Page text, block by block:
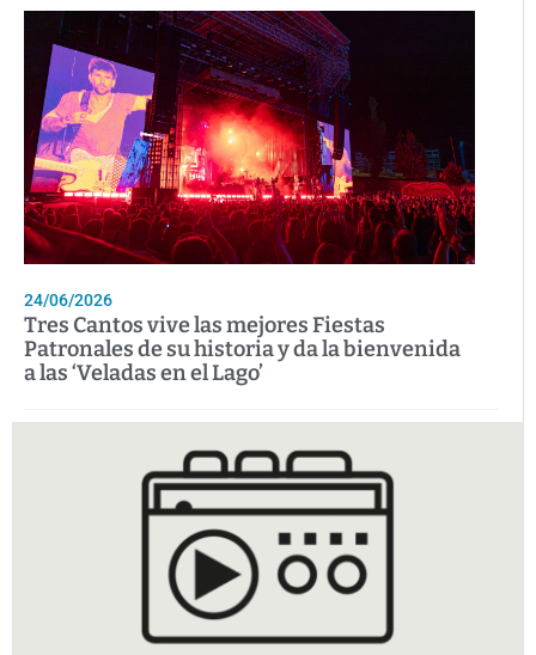
24/06/2026
Tres Cantos vive las mejores Fiestas
Patronales de su historia y da la bienvenida
a las ‘Veladas en el Lago’